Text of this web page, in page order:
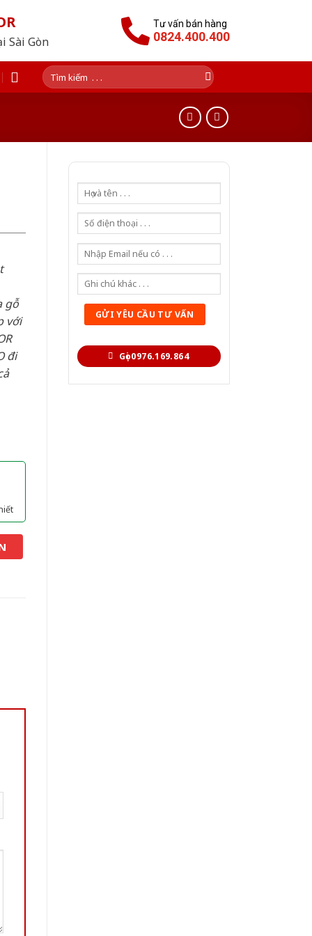
Sài Gòn
Tư vấn bán hàng
0824.400.400
Tìm
kiếm:
Gọi 0976.169.864
gỗ
với
đi